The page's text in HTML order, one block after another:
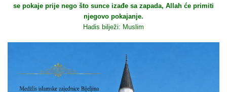
se pokaje prije nego što sunce izađe sa zapada, Allah će primiti
njegovo pokajanje.
Hadis bilježi: Muslim